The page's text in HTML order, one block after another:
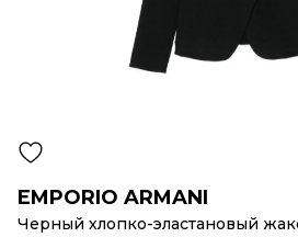
EMPORIO ARMANI
Черный хлопко-эластановый